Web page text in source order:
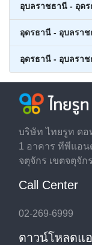
อุบลราชธานี - อุด
อุดรธานี - อุบลรา
อุดรธานี - อุบลรา
บริษัท ไทยรูท ด
1 อาคาร ทีพีแอน
จตุจักร เขตจตุจัก
Call Center
02-269-6999
ดาวน์โหลดแ